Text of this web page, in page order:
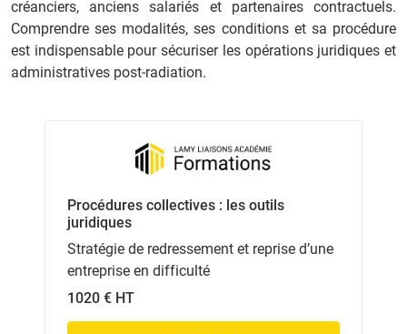
créanciers, anciens salariés et partenaires contractuels.
Comprendre ses modalités, ses conditions et sa procédure
est indispensable pour sécuriser les opérations juridiques et
administratives post‑radiation.
Procédures collectives : les outils
juridiques
Stratégie de redressement et reprise d’une
entreprise en difficulté
1020 € HT